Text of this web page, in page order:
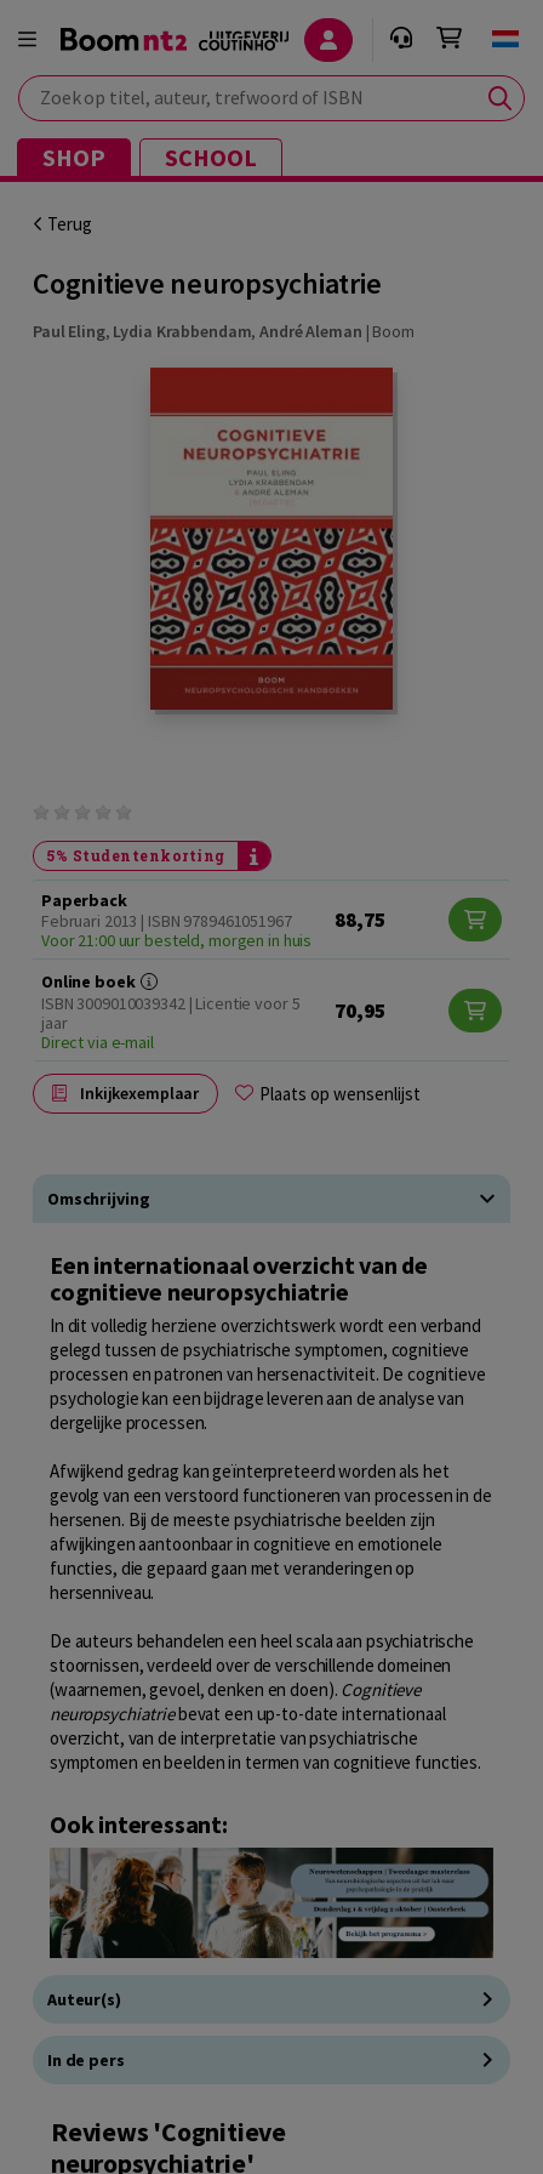
Zoek op titel, auteur, trefwoord of ISBN
SHOP SCHOOL
Terug
Cognitieve neuropsychiatrie
Paul Eling, Lydia Krabbendam,André Aleman | Boom
5% Studentenkorting
Paperback
Februari 2013 | ISBN 9789461051967
Voor 21:00 uur besteld, morgen in huis
88,75
Online boek
ISBN 3009010039342 | Licentie voor 5
jaar
Direct via e-mail
70,95
Inkijkexemplaar Plaats op wensenlijst
Omschrijving
Een internationaal overzicht van de
cognitieve neuropsychiatrie
In dit volledig herziene overzichtswerk wordt een verband
gelegd tussen de psychiatrische symptomen, cognitieve
processen en patronen van hersenactiviteit. De cognitieve
psychologie kan een bijdrage leveren aan de analyse van
dergelijke processen.
Afwijkend gedrag kan geïnterpreteerd worden als het
gevolg van een verstoord functioneren van processen in de
hersenen. Bij de meeste psychiatrische beelden zijn
afwijkingen aantoonbaar in cognitieve en emotionele
functies, die gepaard gaan met veranderingen op
hersenniveau.
De auteurs behandelen een heel scala aan psychiatrische
stoornissen, verdeeld over de verschillende domeinen
(waarnemen, gevoel, denken en doen). Cognitieve
neuropsychiatriebevat een up-to-date internationaal
overzicht, van de interpretatie van psychiatrische
symptomen en beelden in termen van cognitieve functies.
Ook interessant:
Auteur(s)
In de pers
Reviews 'Cognitieve
neuropsychiatrie'